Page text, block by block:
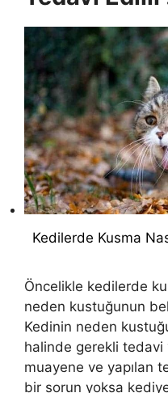
Kedilerde Kusma
Öncelikle kedilerde
neden kustuğunun
Kedinin neden
halinde gerekli tedavi
muayene ve yapılan
bir sorun yoksa